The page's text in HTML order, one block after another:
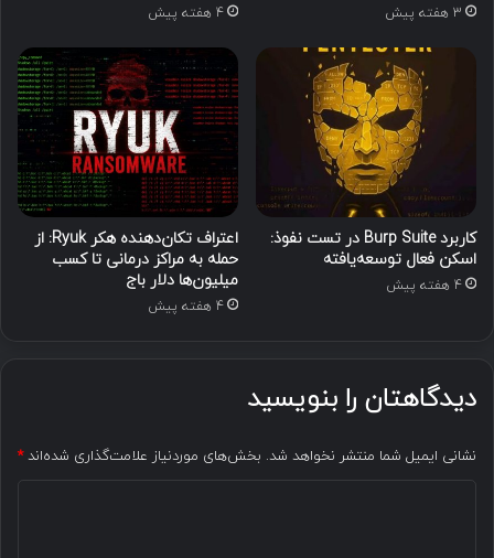
3 هفته پیش 4 هفته پیش
کاربرد Burp Suite در تست نفوذ:
اسکن فعال توسعه‌یافته
4 هفته پیش
اعتراف تکان‌دهنده هکر Ryuk: از
حمله به مراکز درمانی تا کسب
میلیون‌ها دلار باج
4 هفته پیش
دیدگاهتان را بنویسید
نشانی ایمیل شما منتشر نخواهد شد. بخش‌های موردنیاز علامت‌گذاری شده‌اند*